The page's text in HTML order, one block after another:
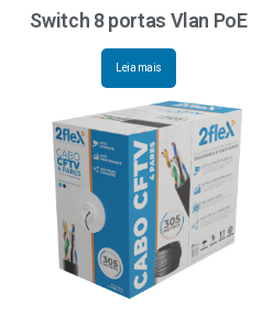
Switch 8 portas Vlan PoE
Leia mais